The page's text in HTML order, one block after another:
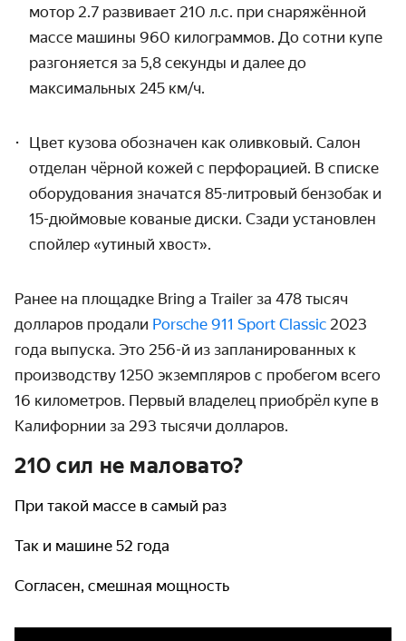
мотор 2.7 развивает 210 л.с. при снаряжённой
массе машины 960 килограммов. До сотни купе
разгоняется за 5,8 секунды и далее до
максимальных 245 км/ч.
Цвет кузова обозначен как оливковый. Салон
отделан чёрной кожей с перфорацией. В списке
оборудования значатся 85-литровый бензобак и
15-дюймовые кованые диски. Сзади установлен
спойлер «утиный хвост».
Ранее на площадке Bring a Trailer за 478 тысяч
долларов продали Porsche 911 Sport Classic 2023
года выпуска. Это 256-й из запланированных к
производству 1250 экземпляров с пробегом всего
16 километров. Первый владелец приобрёл купе в
Калифорнии за 293 тысячи долларов.
210 сил не маловато?
При такой массе в самый раз
Так и машине 52 года
Согласен, смешная мощность